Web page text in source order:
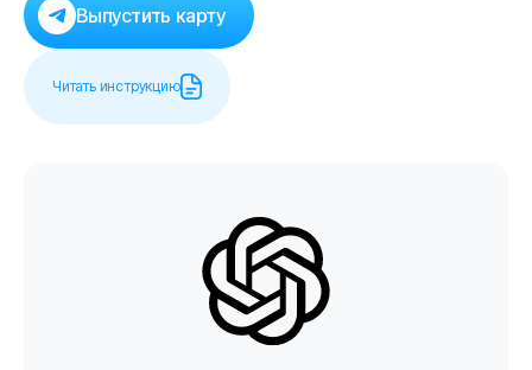
Выпустить карту
Читать инструкцию